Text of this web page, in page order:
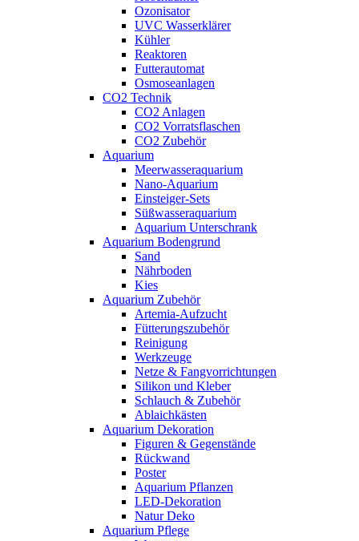
Ozonisator
UVC Wasserklärer
Kühler
Reaktoren
Futterautomat
Osmoseanlagen
CO2 Technik
CO2 Anlagen
CO2 Vorratsflaschen
CO2 Zubehör
Aquarium
Meerwasseraquarium
Nano-Aquarium
Einsteiger-Sets
Süßwasseraquarium
Aquarium Unterschrank
Aquarium Bodengrund
Sand
Nährboden
Kies
Aquarium Zubehör
Artemia-Aufzucht
Fütterungszubehör
Reinigung
Werkzeuge
Netze & Fangvorrichtungen
Silikon und Kleber
Schlauch & Zubehör
Ablaichkästen
Aquarium Dekoration
Figuren & Gegenstände
Rückwand
Poster
Aquarium Pflanzen
LED-Dekoration
Natur Deko
Aquarium Pflege